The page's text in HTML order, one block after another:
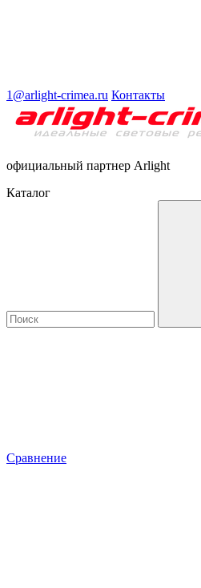
1@arlight-crimea.ru Контакты
официальный партнер Arlight
Каталог
Сравнение